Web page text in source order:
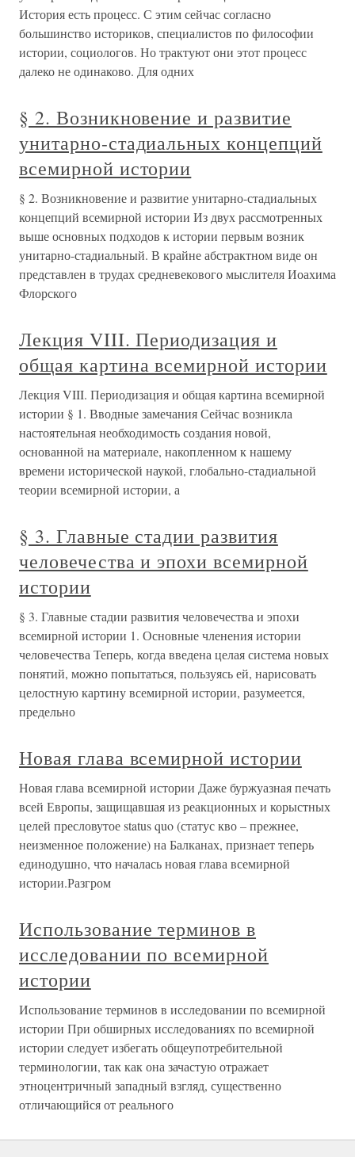
История есть процесс. С этим сейчас согласно
большинство историков, специалистов по философии
истории, социологов. Но трактуют они этот процесс
далеко не одинаково. Для одних
§ 2. Возникновение и развитие
унитарно-стадиальных концепций
всемирной истории
§ 2. Возникновение и развитие унитарно-стадиальных
концепций всемирной истории Из двух рассмотренных
выше основных подходов к истории первым возник
унитарно-стадиальный. В крайне абстрактном виде он
представлен в трудах средневекового мыслителя Иоахима
Флорского
Лекция VIII. Периодизация и
общая картина всемирной истории
Лекция VIII. Периодизация и общая картина всемирной
истории § 1. Вводные замечания Сейчас возникла
настоятельная необходимость создания новой,
основанной на материале, накопленном к нашему
времени исторической наукой, глобально-стадиальной
теории всемирной истории, а
§ 3. Главные стадии развития
человечества и эпохи всемирной
истории
§ 3. Главные стадии развития человечества и эпохи
всемирной истории 1. Основные членения истории
человечества Теперь, когда введена целая система новых
понятий, можно попытаться, пользуясь ей, нарисовать
целостную картину всемирной истории, разумеется,
предельно
Новая глава всемирной истории
Новая глава всемирной истории Даже буржуазная печать
всей Европы, защищавшая из реакционных и корыстных
целей пресловутое status quo (статус кво – прежнее,
неизменное положение) на Балканах, признает теперь
единодушно, что началась новая глава всемирной
истории.Разгром
Использование терминов в
исследовании по всемирной
истории
Использование терминов в исследовании по всемирной
истории При обширных исследованиях по всемирной
истории следует избегать общеупотребительной
терминологии, так как она зачастую отражает
этноцентричный западный взгляд, существенно
отличающийся от реального